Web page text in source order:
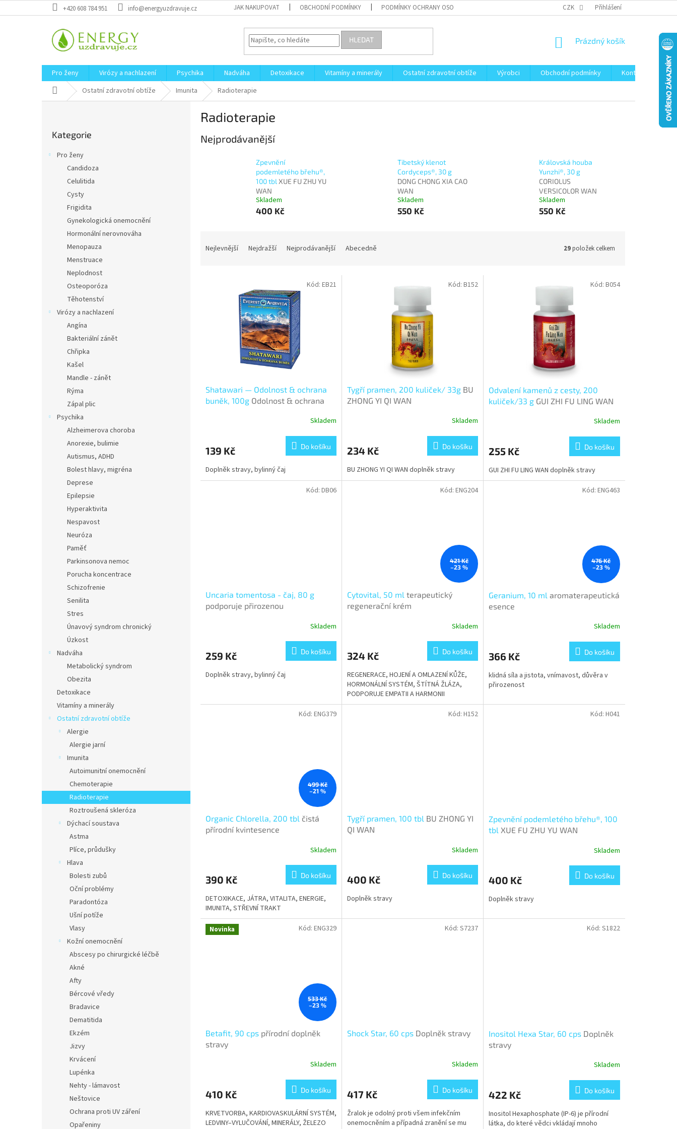
na
+420 608 784 951 info@energyuzdravuje.cz JAK NAKUPOVAT OBCHODNÍ PODMÍNKY PODMÍNKY OCHRANY OSOBNÍCH ÚDAJŮ CZK Přihlášení
HLEDAT
NÁKUPNÍ
Prázdný košík
Pro ženy Virózy a nachlazení Psychika Nadváha Detoxikace Vitamíny a minerály Ostatní zdravotní obtíže Výrobci Obchodní podmínky Kontakty
Domů Ostatní zdravotní obtíže Imunita Radioterapie
kategorie
Kategorie
Pro ženy
Candidoza
Celulitida
Cysty
Frigidita
Gynekologická onemocnění
Hormonální nerovnováha
Menopauza
Menstruace
Neplodnost
Osteoporóza
Těhotenství
Virózy a nachlazení
Angína
Bakteriální zánět
Chřipka
Kašel
Mandle - zánět
Rýma
Zápal plic
Psychika
Alzheimerova choroba
Anorexie, bulimie
Autismus, ADHD
Bolest hlavy, migréna
Deprese
Epilepsie
Hyperaktivita
Nespavost
Neuróza
Paměť
Parkinsonova nemoc
Porucha koncentrace
Schizofrenie
Senilita
Stres
Únavový syndrom chronický
Úzkost
Nadváha
Metabolický syndrom
Obezita
Detoxikace
Vitamíny a minerály
Ostatní zdravotní obtíže
Alergie
Alergie jarní
Imunita
Autoimunitní onemocnění
Chemoterapie
Radioterapie
Roztroušená skleróza
Dýchací soustava
Astma
Plíce, průdušky
Hlava
Bolesti zubů
Oční problémy
Paradontóza
Ušní potíže
Vlasy
Kožní onemocnění
Abscesy po chirurgické léčbě
Akné
Afty
Bércové vředy
Bradavice
Dematitida
Ekzém
Jizvy
Krvácení
Lupénka
Nehty - lámavost
Neštovice
Ochrana proti UV záření
Opařeniny
Radioterapie
Nejprodávanější
Zpevnění
podemletého břehu®,
100 tblXUE FU ZHU YU
WAN
Skladem
400 Kč
Tibetský klenot
Cordyceps®, 30 g
DONG CHONG XIA CAO
WAN
Skladem
550 Kč
Královská houba
Yunzhi®, 30 g
CORIOLUS
VERSICOLOR WAN
Skladem
550 Kč
Nejlevnější Nejdražší Nejprodávanější Abecedně 29položek celkem
Shatawari — Odolnost & ochrana
buněk, 100g Odolnost & ochrana
Skladem
139 Kč Do košíku
Doplněk stravy, bylinný čaj
Kód: EB21
Tygří pramen, 200 kuliček/ 33g BU
ZHONG YI QI WAN
je
z
5
Skladem
234 Kč Do košíku
BU ZHONG YI QI WAN doplněk stravy
Kód: B152
Odvalení kamenů z cesty, 200
kuliček/33 g GUI ZHI FU LING WAN
Skladem
255 Kč Do košíku
GUI ZHI FU LING WAN doplněk stravy
Kód: B054
Uncaria tomentosa - čaj, 80 g
podporuje přirozenou
Skladem
259 Kč Do košíku
Doplněk stravy, bylinný čaj
Kód: DB06
421 Kč
–23 %
Cytovital, 50 ml terapeutický
regenerační krém
je
z
5
hvězdiček.
Skladem
324 Kč Do košíku
REGENERACE, HOJENÍ A OMLAZENÍ KŮŽE,
HORMONÁLNÍ SYSTÉM, ŠTÍTNÁ ŽLÁZA,
PODPORUJE EMPATII A HARMONII
Kód: ENG204
476 Kč
–23 %
Geranium, 10 ml aromaterapeutická
esence
Skladem
366 Kč Do košíku
klidná síla a jistota, vnímavost, důvěra v
přirozenost
Kód: ENG463
499 Kč
–21 %
Organic Chlorella, 200 tbl čistá
přírodní kvintesence
Skladem
390 Kč Do košíku
DETOXIKACE, JÁTRA, VITALITA, ENERGIE,
IMUNITA, STŘEVNÍ TRAKT
Kód: ENG379
Tygří pramen, 100 tbl BU ZHONG YI
QI WAN
Skladem
400 Kč Do košíku
Doplněk stravy
Kód: H152
Zpevnění podemletého břehu®, 100
tbl XUE FU ZHU YU WAN
Skladem
400 Kč Do košíku
Doplněk stravy
Kód: H041
Novinka
533 Kč
–23 %
Betafit, 90 cps přírodní doplněk
stravy
Skladem
410 Kč Do košíku
KRVETVORBA, KARDIOVASKULÁRNÍ SYSTÉM,
LEDVINY–VYLUČOVÁNÍ, MINERÁLY, ŽELEZO
Kód: ENG329
Shock Star, 60 cps Doplněk stravy
Skladem
417 Kč Do košíku
Žralok je odolný proti všem infekčním
onemocněním a případná zranění se mu
Kód: S7237
Inositol Hexa Star, 60 cps Doplněk
stravy
Skladem
422 Kč Do košíku
Inositol Hexaphosphate (IP-6) je přírodní
látka, do které vědci vkládají mnoho
Kód: S1822